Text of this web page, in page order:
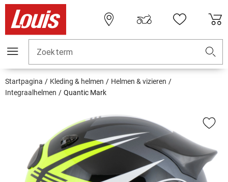
Zoekterm
Startpagina Kleding & helmen
Helmen & vizieren
Integraalhelmen
Quantic Mark